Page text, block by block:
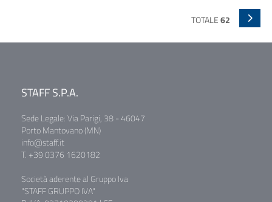
tempo determinato a scopo assunzione sul puntoTOTALE62
STAFF S.P.A.
Sede Legale: Via Parigi, 38 - 46047
Porto Mantovano (MN)
info@staff.it
T. +39 0376 1620182
Società aderente al Gruppo Iva
"STAFF GRUPPO IVA"